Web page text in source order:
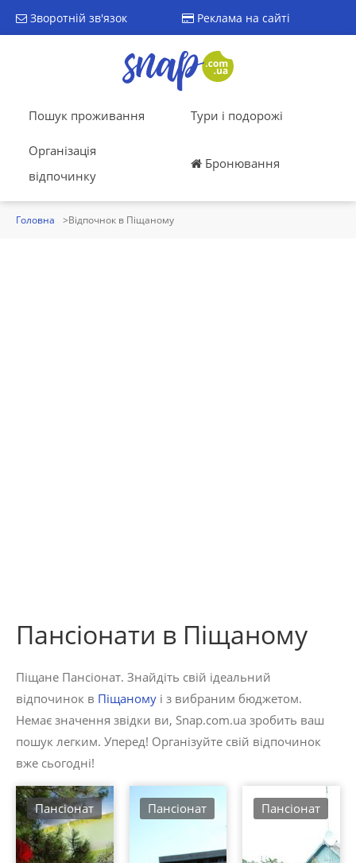
Зворотній зв'язок Реклама на сайті
Пошук проживання Тури і подорожі
Організація
відпочинку
Бронювання
Головна Відпочнок в Піщаному
Пансіонати в Піщаному
Піщане Пансіонат. Знайдіть свій ідеальний
відпочинок в Піщаному і з вибраним бюджетом.
Немає значення звідки ви, Snap.com.ua зробить ваш
пошук легким. Уперед! Організуйте свій відпочинок
вже сьогодні!
Пансіонат Пансіонат Пансіонат